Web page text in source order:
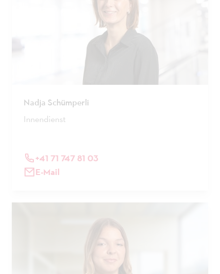
Nadja Schümperli
Innendienst
+41 71 747 81 03
E-Mail